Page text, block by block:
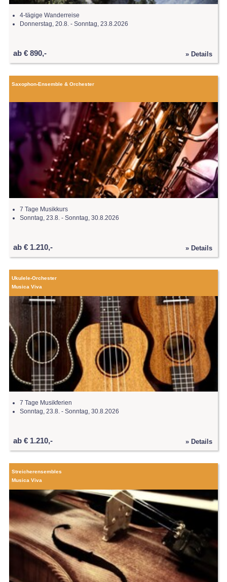
4-tägige Wanderreise
Donnerstag, 20.8. - Sonntag, 23.8.2026
ab € 890,- » Details
Saxophon-Ensemble & Orchester
7 Tage Musikkurs
Sonntag, 23.8. - Sonntag, 30.8.2026
ab € 1.210,- » Details
Ukulele-Orchester
Musica Viva
7 Tage Musikferien
Sonntag, 23.8. - Sonntag, 30.8.2026
ab € 1.210,- » Details
Streicherensembles
Musica Viva